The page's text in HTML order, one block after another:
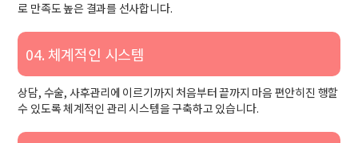
로 만족도 높은 결과를 선사합니다.
04. 체계적인 시스템
상담, 수술, 사후관리에 이르기까지 처음부터 끝까지 마음 편안히진 행할
수 있도록 체계적인 관리 시스템을 구축하고 있습니다.